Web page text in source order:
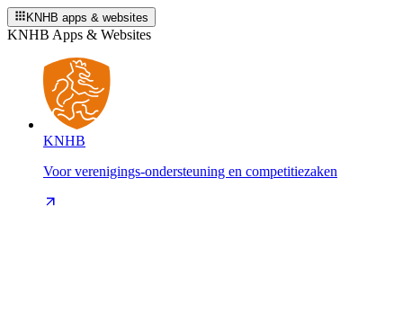
KNHB apps & websites
KNHB Apps & Websites
KNHB
Voor verenigings-ondersteuning en competitiezaken